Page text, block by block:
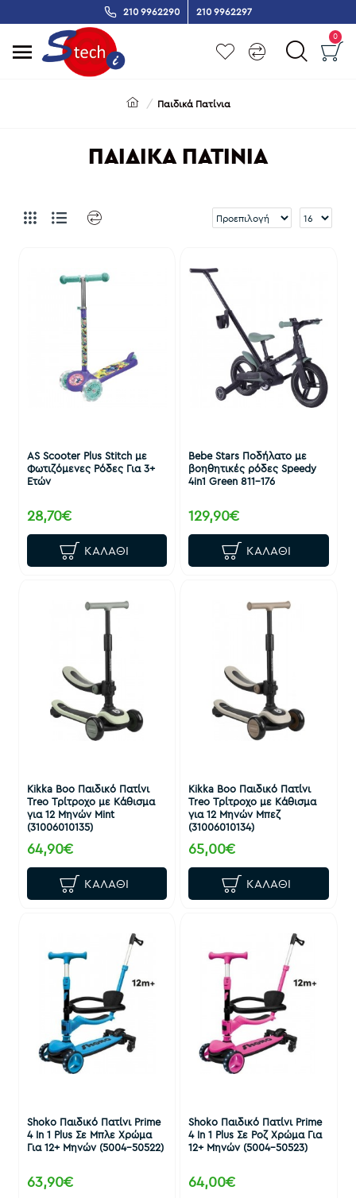
210 9962290 210 9962297
0
Παιδικά Πατίνια
ΠΑΙΔΙΚΆ ΠΑΤΊΝΙΑ
AS Scooter Plus Stitch με
Φωτιζόμενες Ρόδες Για 3+
Ετών
28,70€
ΚΑΛΆΘΙ
Bebe Stars Ποδήλατο με
βοηθητικές ρόδες Speedy
4in1 Green 811-176
129,90€
ΚΑΛΆΘΙ
Kikka Boo Παιδικό Πατίνι
Treo Τρίτροχο με Κάθισμα
για 12 Μηνών Mint
(31006010135)
64,90€
ΚΑΛΆΘΙ
Kikka Boo Παιδικό Πατίνι
Treo Τρίτροχο με Κάθισμα
για 12 Μηνών Μπεζ
(31006010134)
65,00€
ΚΑΛΆΘΙ
Shoko Παιδικό Πατίνι Prime
4 In 1 Plus Σε Μπλε Χρώμα
Για 12+ Μηνών (5004-50522)
63,90€
Shoko Παιδικό Πατίνι Prime
4 In 1 Plus Σε Ροζ Χρώμα Για
12+ Μηνών (5004-50523)
64,00€